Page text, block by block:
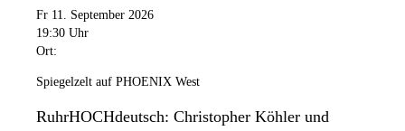
Fr 11. September 2026
19:30 Uhr
Ort:
Spiegelzelt auf PHOENIX West
RuhrHOCHdeutsch: Christopher Köhler und